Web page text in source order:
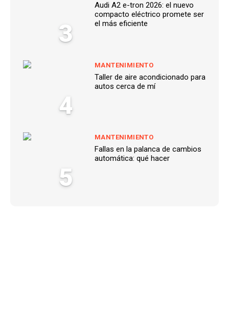
3
Audi A2 e-tron 2026: el nuevo
compacto eléctrico promete ser
el más eficiente
4
MANTENIMIENTO
Taller de aire acondicionado para
autos cerca de mí
5
MANTENIMIENTO
Fallas en la palanca de cambios
automática: qué hacer